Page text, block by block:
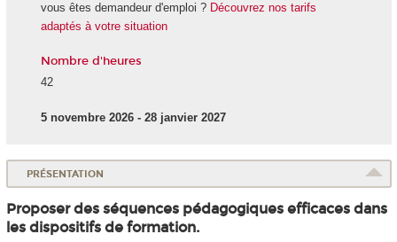
vous êtes demandeur d'emploi ? Découvrez nos tarifs
adaptés à votre situation
Nombre d'heures
42
5 novembre 2026 - 28 janvier 2027
PRÉSENTATION
Proposer des séquences pédagogiques efficaces dans
les dispositifs de formation.